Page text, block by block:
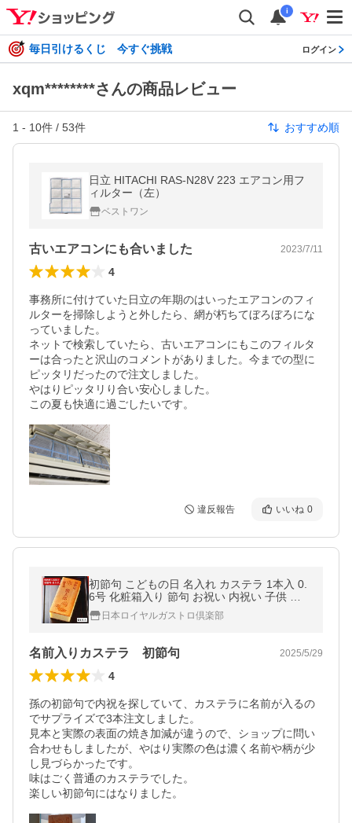
i
毎日引けるくじ 今すぐ挑戦 ログイン
xqm********さんの商品レビュー
1 - 10件 / 53件 おすすめ順
日立 HITACHI RAS-N28V 223 エアコン用フ
ィルター（左）
ベストワン
古いエアコンにも合いました 2023/7/11
4
事務所に付けていた日立の年期のはいったエアコンのフィ
ルターを掃除しようと外したら、網が朽ちてぼろぼろにな
っていました。
ネットで検索していたら、古いエアコンにもこのフィルタ
ーは合ったと沢山のコメントがありました。今までの型に
ピッタリだったので注文しました。
やはりピッタリり合い安心しました。
この夏も快適に過ごしたいです。
違反報告 いいね 0
初節句 こどもの日 名入れ カステラ 1本入 0.
6号 化粧箱入り 節句 お祝い 内祝い 子供 孫
男の子 プレゼント 記念 品
日本ロイヤルガストロ倶楽部
名前入りカステラ 初節句 2025/5/29
4
孫の初節句で内祝を探していて、カステラに名前が入るの
でサプライズで3本注文しました。
見本と実際の表面の焼き加減が違うので、ショップに問い
合わせもしましたが、やはり実際の色は濃く名前や柄が少
し見づらかったです。
味はごく普通のカステラでした。
楽しい初節句にはなりました。